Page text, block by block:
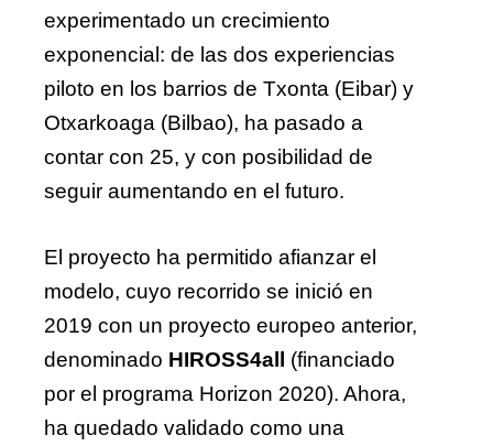
experimentado un crecimiento
exponencial: de las dos experiencias
piloto en los barrios de Txonta (Eibar) y
Otxarkoaga (Bilbao), ha pasado a
contar con 25, y con posibilidad de
seguir aumentando en el futuro.
El proyecto ha permitido afianzar el
modelo, cuyo recorrido se inició en
2019 con un proyecto europeo anterior,
denominado HIROSS4all (financiado
por el programa Horizon 2020). Ahora,
ha quedado validado como una